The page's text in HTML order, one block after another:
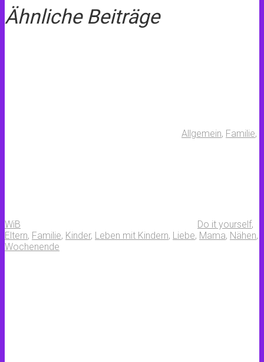
Ähnliche Beiträge
Allgemein, Familie,
WiB Do it yourself,
Eltern, Familie, Kinder, Leben mit Kindern, Liebe, Mama, Nähen,
Wochenende